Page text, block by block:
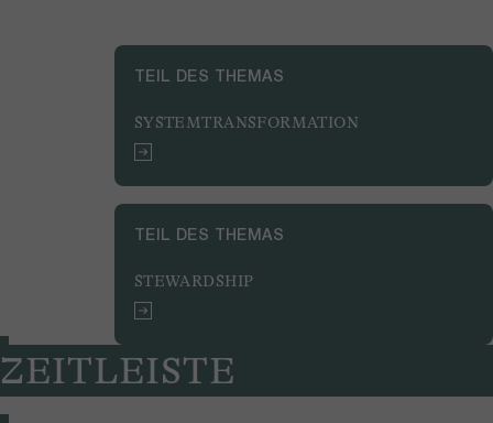
TEIL DES THEMAS
SYSTEMTRANSFORMATION
TEIL DES THEMAS
STEWARDSHIP
ZEITLEISTE